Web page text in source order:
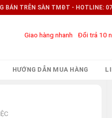
BÁN TRÊN SÀN TMĐT -
Giao hàng nhanh Đổi trả 10
HƯỚNG DẪN MUA HÀNG